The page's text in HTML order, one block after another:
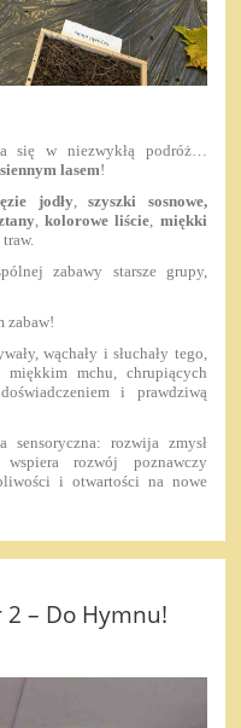
się w niezwykłą podróż…
lasem!
jodły,szyszki sosnowe,
,kolorowe liście, miękki
traw.
zabawy starsze grupy,
zabaw!
wąchały i słuchały tego,
mchu, chrupiących
i prawdziwą
rozwija zmysł
rozwój poznawczy
i otwartości na nowe
– Do Hymnu!